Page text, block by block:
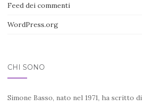
Feed dei commenti
WordPress.org
CHI SONO
Simone Basso, nato nel 1971, ha scritto